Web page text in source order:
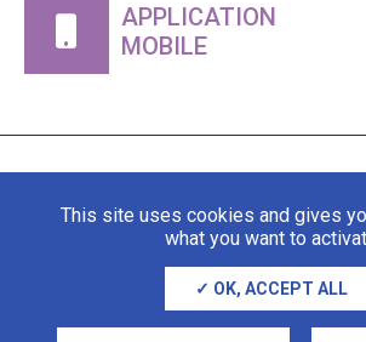
APPLICATION
MOBILE
Mentions légales Gestion des
This site uses cookies and gives
what you want to
OK, ACCEPT ALL